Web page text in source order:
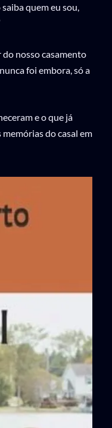
quem eu sou,
nosso casamento
foi embora, só a
e o que já
do casal em